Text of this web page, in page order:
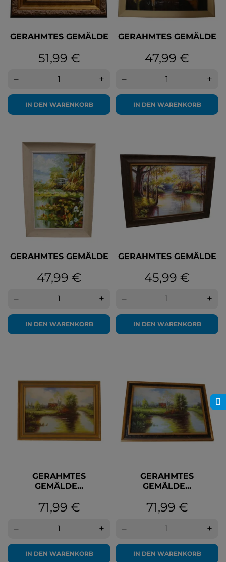
GERAHMTES GEMÄLDE
Preis
51,99 €
– +
IN DEN WARENKORB
GERAHMTES GEMÄLDE
Preis
47,99 €
– +
IN DEN WARENKORB
GERAHMTES GEMÄLDE
Preis
47,99 €
– +
IN DEN WARENKORB
GERAHMTES GEMÄLDE
Preis
45,99 €
– +
IN DEN WARENKORB
GERAHMTES
GEMÄLDE...
Preis
71,99 €
– +
IN DEN WARENKORB
GERAHMTES
GEMÄLDE...
Preis
71,99 €
– +
IN DEN WARENKORB